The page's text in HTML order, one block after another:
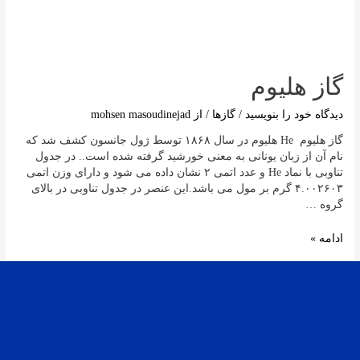
گاز هلیوم
دیدگاه‌ خود را بنویسید /گازها / از mohsen masoudinejad
گاز هلیوم He هلیوم در سال ۱۸۶۸ توسط ژول جانسون کشف شد که
نام آن از زبان یونانی به معنی خورشید گرفته شده است.. در جدول
تناوبی با نماد He و عدد اتمی ۲ نشان داده می شود و دارای وزن اتمی
۴.۰۰۲۶۰۳ گرم بر مول می باشد.این عنصر در جدول تناوبی در بالای
گروه …
ادامه »